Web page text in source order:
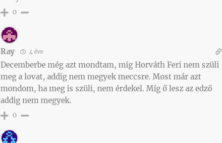
0
Ray 4 éve
Decemberbe még azt mondtam, míg Horváth Feri nem szüli
meg a lovat, addig nem megyek meccsre. Most már azt
mondom, ha meg is szüli, nem érdekel. Míg ő lesz az edző
addig nem megyek.
0